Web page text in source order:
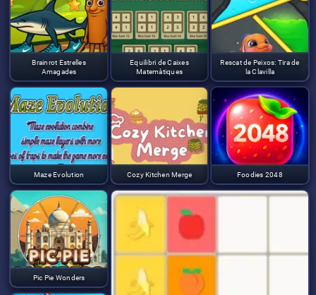
Brainrot Estrelles
Amagades
Equilibri de Caixes
Matemàtiques
Rescat de Peixos: Tira de
la Clavilla
Maze Evolution Cozy Kitchen Merge Foodies 2048
Pic Pie Wonders